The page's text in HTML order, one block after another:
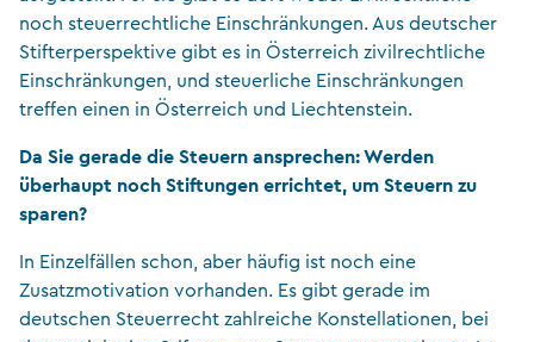
noch steuerrechtliche Einschränkungen. Aus deutscher
Stifterperspektive gibt es in Österreich zivilrechtliche
Einschränkungen, und steuerliche Einschränkungen
treffen einen in Österreich und Liechtenstein.
Da Sie gerade die Steuern ansprechen: Werden
überhaupt noch Stiftungen errichtet, um Steuern zu
sparen?
In Einzelfällen schon, aber häufig ist noch eine
Zusatzmotivation vorhanden. Es gibt gerade im
deutschen Steuerrecht zahlreiche Konstellationen, bei